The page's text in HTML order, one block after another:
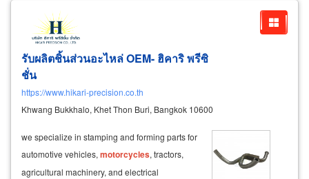
รับผลิตชิ้นส่วนอะไหล่ OEM- ฮิคาริ พรีซิ
ชั่น
https://www.hikari-precision.co.th
Khwang Bukkhalo, Khet Thon Buri, Bangkok 10600
we specialize in stamping and forming parts for
automotive vehicles, motorcycles, tractors,
agricultural machinery, and electrical